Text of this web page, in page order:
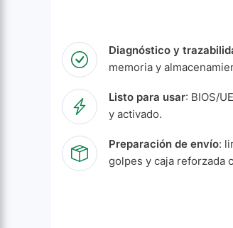
Diagnóstico y
memoria y
Listo para usar: BIOS/
y activado.
Preparación de envío:
golpes y caja reforzada